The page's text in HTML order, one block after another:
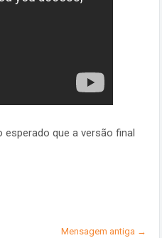
que a versão final
Mensagem antiga →